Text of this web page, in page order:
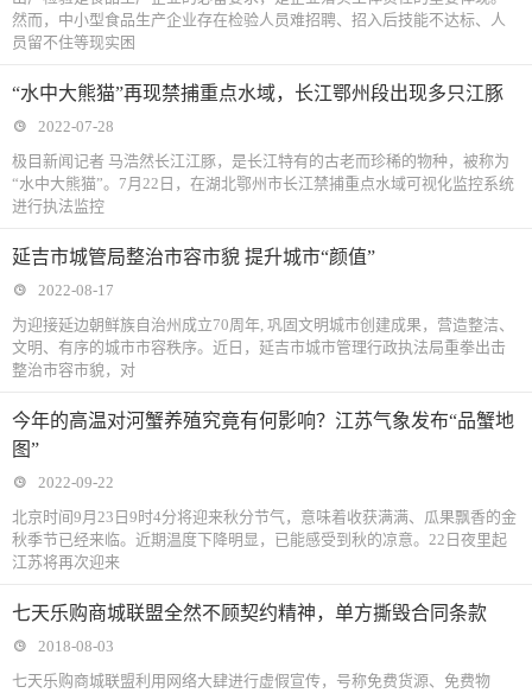
然而，中小型食品生产企业存在检验人员难招聘、招入后技能不达标、人
员留不住等现实困
“水中大熊猫”再现禁捕重点水域，长江鄂州段出现多只江豚
2022-07-28
极目新闻记者 马浩然长江江豚，是长江特有的古老而珍稀的物种，被称为
“水中大熊猫”。7月22日，在湖北鄂州市长江禁捕重点水域可视化监控系统
进行执法监控
延吉市城管局整治市容市貌 提升城市“颜值”
2022-08-17
为迎接延边朝鲜族自治州成立70周年, 巩固文明城市创建成果，营造整洁、
文明、有序的城市市容秩序。近日，延吉市城市管理行政执法局重拳出击
整治市容市貌，对
今年的高温对河蟹养殖究竟有何影响？江苏气象发布“品蟹地
图”
2022-09-22
北京时间9月23日9时4分将迎来秋分节气，意味着收获满满、瓜果飘香的金
秋季节已经来临。近期温度下降明显，已能感受到秋的凉意。22日夜里起
江苏将再次迎来
七天乐购商城联盟全然不顾契约精神，单方撕毁合同条款
2018-08-03
七天乐购商城联盟利用网络大肆进行虚假宣传，号称免费货源、免费物